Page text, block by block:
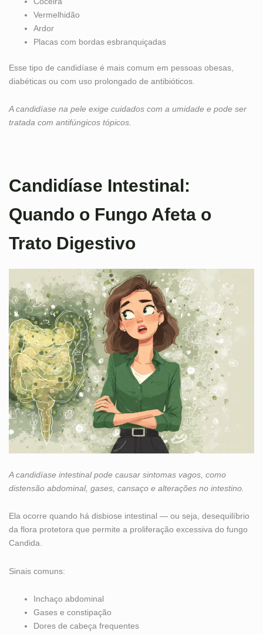
Vermelhidão
Ardor
Placas com bordas esbranquiçadas
Esse tipo de candidíase é mais comum em pessoas obesas,
diabéticas ou com uso prolongado de antibióticos.
A candidíase na pele exige cuidados com a umidade e pode ser
tratada com antifúngicos tópicos.
Candidíase Intestinal:
Quando o Fungo Afeta o
Trato Digestivo
A candidíase intestinal pode causar sintomas vagos, como
distensão abdominal, gases, cansaço e alterações no intestino.
Ela ocorre quando há disbiose intestinal — ou seja, desequilíbrio
da flora protetora que permite a proliferação excessiva do fungo
Candida.
Sinais comuns:
Inchaço abdominal
Gases e constipação
Dores de cabeça frequentes